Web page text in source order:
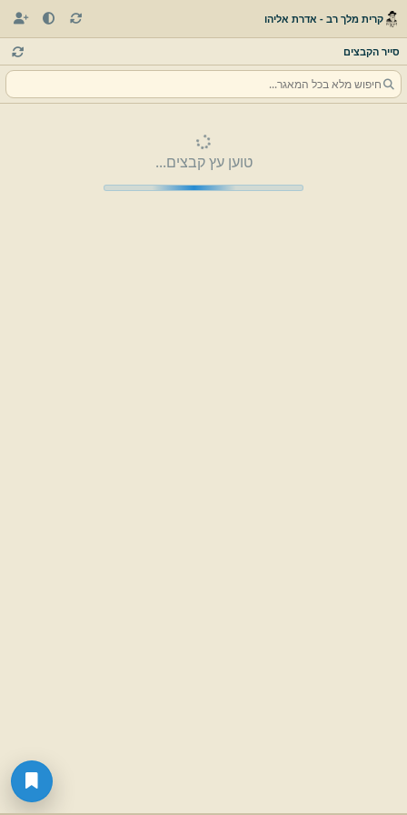
קרית מלך רב - אדרת אליהו
סייר הקבצים
טוען עץ קבצים...